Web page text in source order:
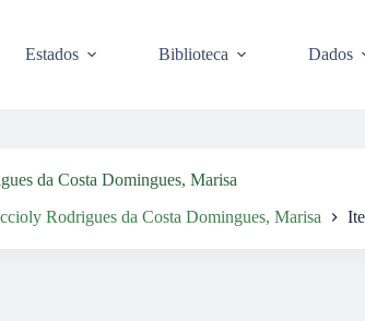
Estados Biblioteca Dados
da Costa Domingues, Marisa
Rodrigues da Costa Domingues, Marisa